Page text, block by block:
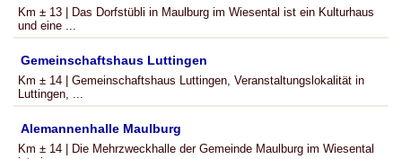
Km ± 13 | Das Dorfstübli in Maulburg im Wiesental ist ein Kulturhaus
und eine ...
Gemeinschaftshaus Luttingen
Km ± 14 | Gemeinschaftshaus Luttingen, Veranstaltungslokalität in
Luttingen, ...
Alemannenhalle Maulburg
Km ± 14 | Die Mehrzweckhalle der Gemeinde Maulburg im Wiesental